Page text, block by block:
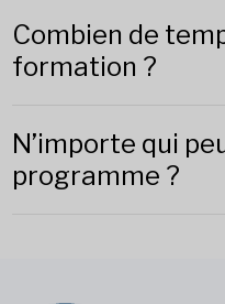
Combien de
formation ?
N’importe qui
programme ?